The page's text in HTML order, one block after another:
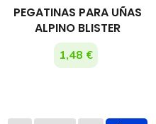
PEGATINAS PARA UÑAS
ALPINO BLISTER
1,48 €